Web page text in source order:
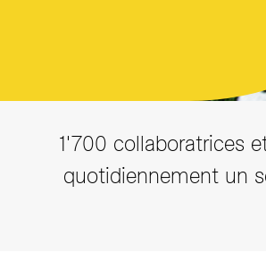
1'700 collaboratrices
quotidiennement un